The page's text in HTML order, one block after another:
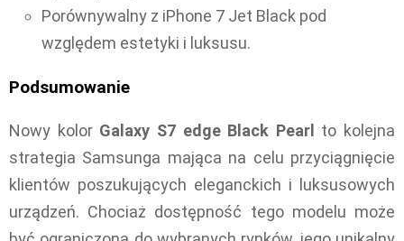
Porównywalny z iPhone 7 Jet Black pod
względem estetyki i luksusu.
Podsumowanie
Nowy kolor Galaxy S7 edge Black Pearl
to kolejna
strategia Samsunga mająca na celu przyciągnięcie
klientów poszukujących eleganckich i luksusowych
urządzeń. Chociaż dostępność tego modelu może